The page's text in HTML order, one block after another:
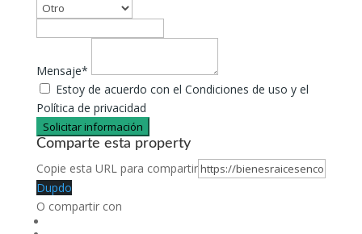
Mensaje*
Estoy de acuerdo con el Condiciones de uso y el
Política de privacidad
Solicitar información
Comparte esta property
Copie esta URL para compartir
Dupdo
O compartir con